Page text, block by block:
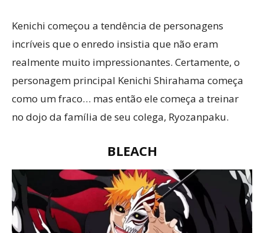
Kenichi começou a tendência de personagens
incríveis que o enredo insistia que não eram
realmente muito impressionantes. Certamente, o
personagem principal Kenichi Shirahama começa
como um fraco… mas então ele começa a treinar
no dojo da família de seu colega, Ryozanpaku.
BLEACH